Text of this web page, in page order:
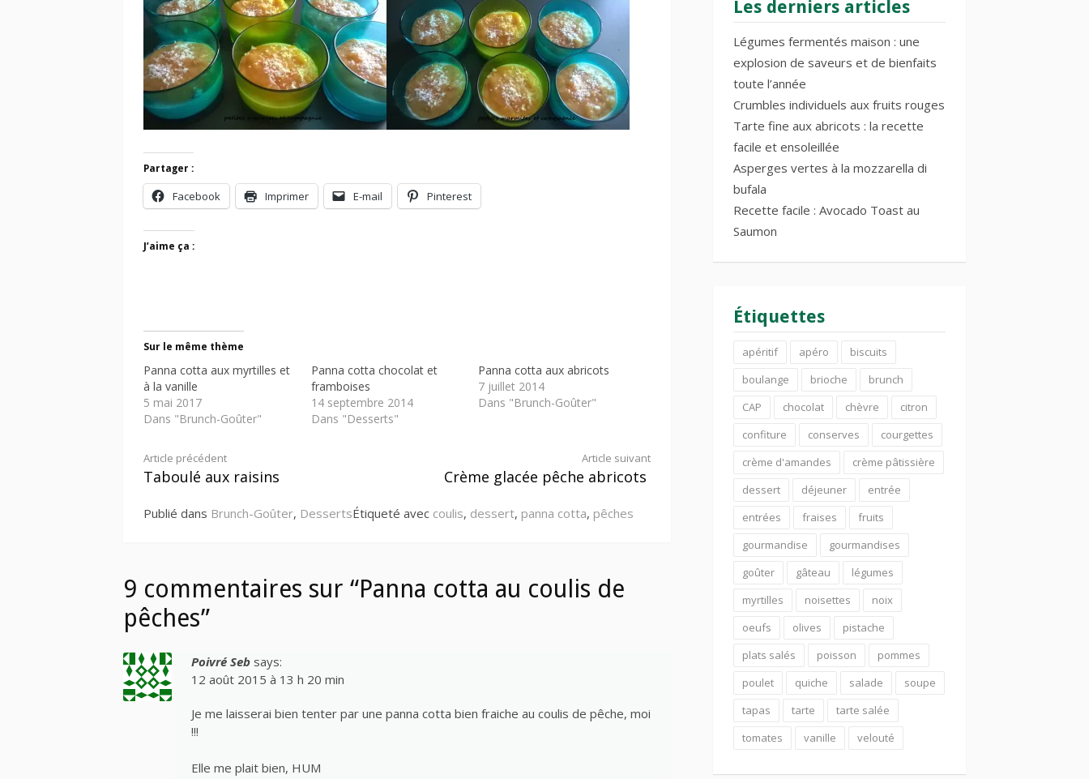
Partager :
Facebook Imprimer E-mail Pinterest
J’aime ça :
Sur le même thème
Panna cotta aux myrtilles et
à la vanille
5 mai 2017
Dans "Brunch-Goûter"
Panna cotta chocolat et
framboises
14 septembre 2014
Dans "Desserts"
Panna cotta aux abricots
7 juillet 2014
Dans "Brunch-Goûter"
Lire
suite
Article précédent
Taboulé aux raisins
Article suivant
Crème glacée pêche abricots
Publié dans Brunch-Goûter, DessertsÉtiqueté avec coulis, dessert, panna cotta, pêches
9 commentaires sur “Panna cotta au coulis de
pêches”
Poivré Seb says:
12 août 2015 à 13 h 20 min
Je me laisserai bien tenter par une panna cotta bien fraiche au coulis de pêche, moi
!!!
Elle me plait bien, HUM
Les derniers articles
Légumes fermentés maison : une
explosion de saveurs et de bienfaits
toute l’année
Crumbles individuels aux fruits rouges
Tarte fine aux abricots : la recette
facile et ensoleillée
Asperges vertes à la mozzarella di
bufala
Recette facile : Avocado Toast au
Saumon
Étiquettes
apéritif apéro
biscuits
boulange
brioche
brunch
CAP
chocolat chèvre
citron
confiture
conserves
courgettes
crème d'amandes
crème pâtissière
dessert
déjeuner
entrée
entrées
fraises
fruits
gourmandise
gourmandises
goûter
gâteau
légumes
myrtilles
noisettes
noix
oeufs
olives
pistache
plats salés
poisson
pommes
poulet
quiche salade
soupe
tapas
tarte
tarte salée
tomates
vanille velouté